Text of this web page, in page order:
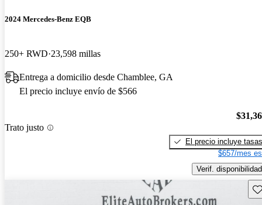
2024 Mercedes-Benz EQB
250+ RWD 23,598 millas
Entrega a domicilio desde Chamblee, GA
El precio incluye envío de $566
Trato justo
El precio incluye tasas
$657/mes
Verif. disponibilidad